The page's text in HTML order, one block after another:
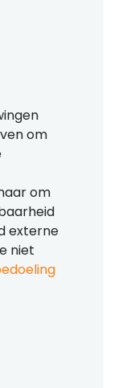
om
om
externe
niet